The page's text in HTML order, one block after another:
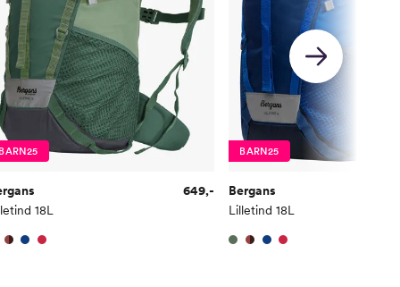
18L
649,-
BARN25
Bergans
Lilletind 18L